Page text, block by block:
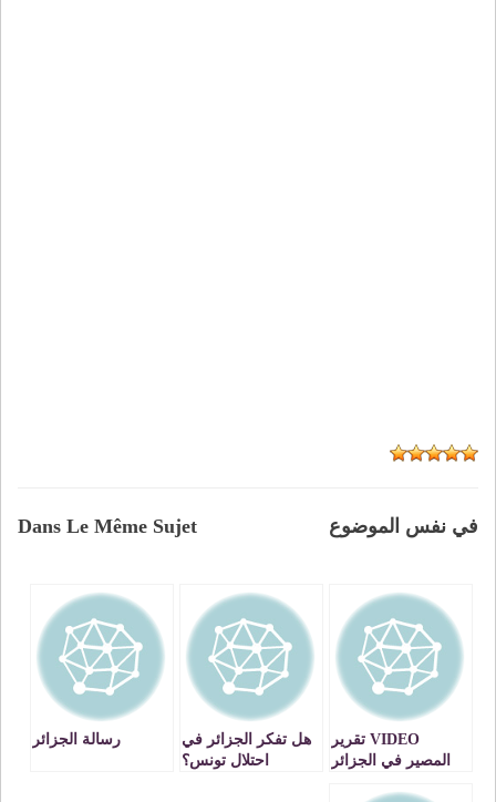
Dans Le Même Sujet في نفس الموضوع
VIDEO تقرير
المصير في الجزائر
هل تفكر الجزائر في
احتلال تونس؟
رسالة الجزائر